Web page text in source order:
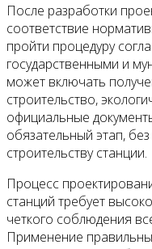
После разработки
соответствие
пройти процедуру
государственными и
может включать
строительство,
официальные
обязательный этап,
строительству станции.
Процесс
станций требует
четкого соблюдения
Применение